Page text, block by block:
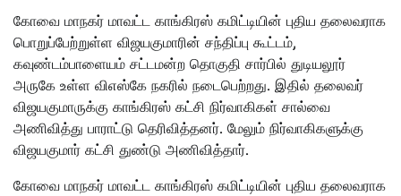
கோவை மாநகர் மாவட்ட காங்கிரஸ் கமிட்டியின் புதிய தலைவராக
பொறுப்பேற்றுள்ள விஜயகுமாரின் சந்திப்பு கூட்டம்,
கவுண்டம்பாளையம் சட்டமன்ற தொகுதி சார்பில் துடியலூர்
அருகே உள்ள விஎஸ்கே நகரில் நடைபெற்றது. இதில் தலைவர்
விஜயகுமாருக்கு காங்கிரஸ் கட்சி நிர்வாகிகள் சால்வை
அணிவித்து பாராட்டு தெரிவித்தனர். மேலும் நிர்வாகிகளுக்கு
விஜயகுமார் கட்சி துண்டு அணிவித்தார்.
கோவை மாநகர் மாவட்ட காங்கிரஸ் கமிட்டியின் புதிய தலைவராக